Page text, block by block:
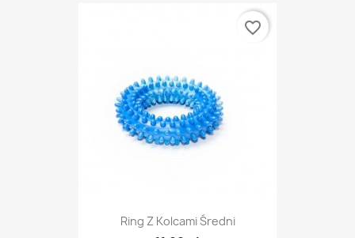
Ring Z Kolcami Średni
favorite_border